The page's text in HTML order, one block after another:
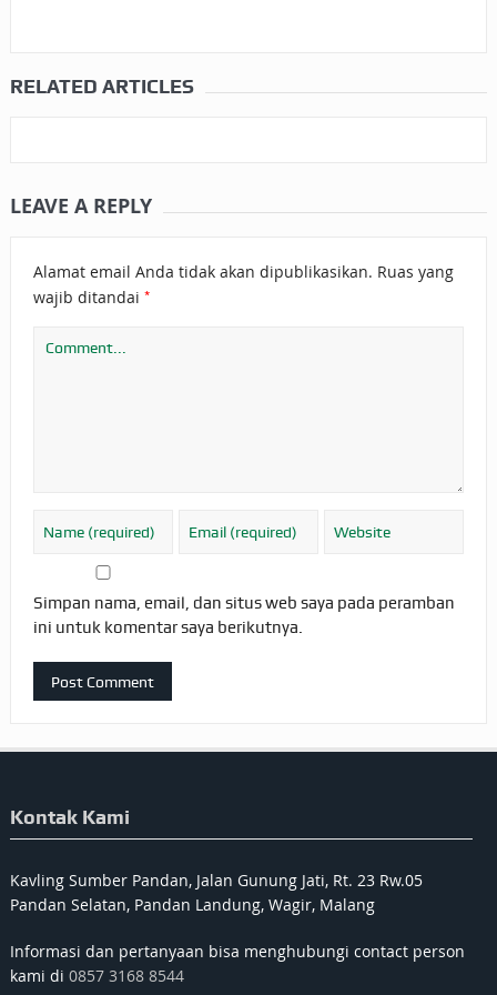
RELATED ARTICLES
LEAVE A REPLY
Alamat email Anda tidak akan dipublikasikan. Ruas yang
wajib ditandai *
Simpan nama, email, dan situs web saya pada peramban
ini untuk komentar saya berikutnya.
Kontak Kami
Kavling Sumber Pandan, Jalan Gunung Jati, Rt. 23 Rw.05
Pandan Selatan, Pandan Landung, Wagir, Malang
Informasi dan pertanyaan bisa menghubungi contact person
kami di 0857 3168 8544